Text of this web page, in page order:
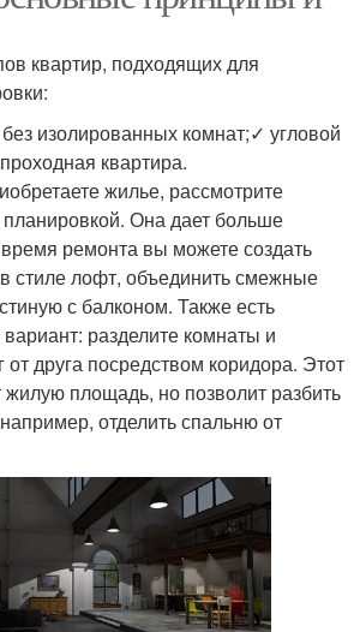
квартир, подходящих для
изолированных комнат;✓ угловой
квартира.
жилье, рассмотрите
Она дает больше
ремонта вы можете создать
стиле лофт, объединить смежные
с балконом. Также есть
разделите комнаты и
от друга посредством коридора. Этот
площадь, но позволит разбить
отделить спальню от